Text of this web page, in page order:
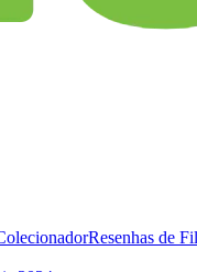
Resenhas de